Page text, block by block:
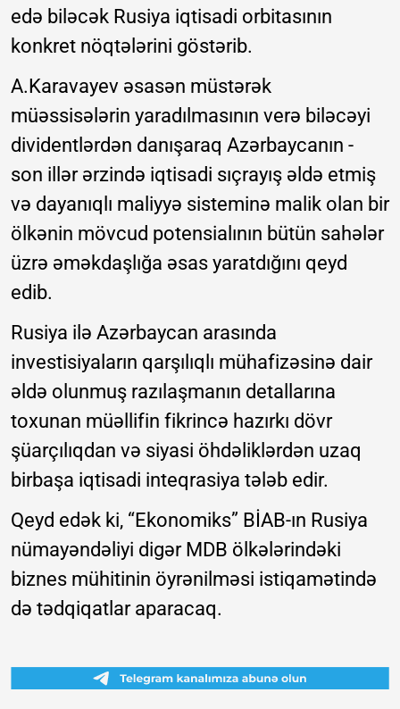
edə biləcək Rusiya iqtisadi orbitasının
konkret nöqtələrini göstərib.
A.Karavayev əsasən müstərək
müəssisələrin yaradılmasının verə biləcəyi
dividentlərdən danışaraq Azərbaycanın -
son illər ərzində iqtisadi sıçrayış əldə etmiş
və dayanıqlı maliyyə sisteminə malik olan bir
ölkənin mövcud potensialının bütün sahələr
üzrə əməkdaşlığa əsas yaratdığını qeyd
edib.
Rusiya ilə Azərbaycan arasında
investisiyaların qarşılıqlı mühafizəsinə dair
əldə olunmuş razılaşmanın detallarına
toxunan müəllifin fikrincə hazırkı dövr
şüarçılıqdan və siyasi öhdəliklərdən uzaq
birbaşa iqtisadi inteqrasiya tələb edir.
Qeyd edək ki, “Ekonomiks” BİAB-ın Rusiya
nümayəndəliyi digər MDB ölkələrindəki
biznes mühitinin öyrənilməsi istiqamətində
də tədqiqatlar aparacaq.